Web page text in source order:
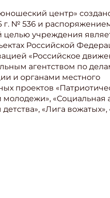
центр»
г. № 536 и
целью учреждения
Российской
«Российское
агентством по
и органами местного
проектов
«Социальная
«Лига вожатых»,